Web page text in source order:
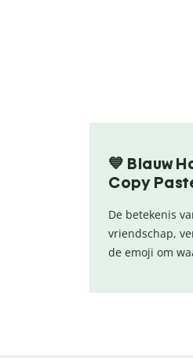
💙 Blauw
Copy
De betekenis
vriendschap,
de emoji om